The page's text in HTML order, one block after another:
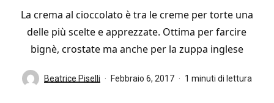
La crema al cioccolato è tra le creme per torte una
delle più scelte e apprezzate. Ottima per farcire
bignè, crostate ma anche per la zuppa inglese
Beatrice Piselli Febbraio 6, 2017 1 minuti di lettura